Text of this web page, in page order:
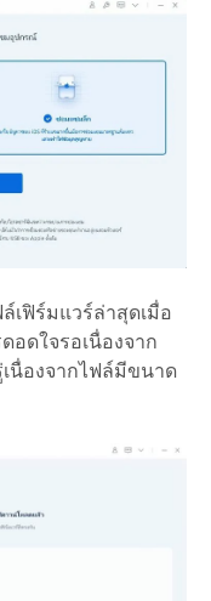
เฟิร์มแวร์ล่าสุดเมื่อ
ดใจรอเนื่องจาก
นื่องจากไฟล์มีขนาด